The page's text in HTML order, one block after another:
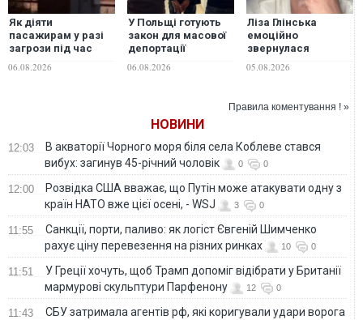
Як діяти
пасажирам у разі
загрози під час
від "Укрзалізниці"
06.08.2026
У Польщі готують
закон для масової
депортації
чоловіків
06.08.2026
Ліза Глінська
емоційно
звернулася
нічної атаки
усім своїм єством.
на існування"
05.08.2026
Правила коментування ! »
НОВИНИ
12:03
В акваторії Чорного моря біля села Коблеве стався
вибух: загинув 45-річний чоловік
0 0
12:00
Розвідка США вважає, що Путін може атакувати одну з
країн НАТО вже цієї осені, - WSJ
3 0
11:55
Санкції, порти, паливо: як логіст Євгеній Шимченко
рахує ціну перевезення на різних ринках
10 0
11:51
У Греції хочуть, щоб Трамп допоміг відібрати у Британії
мармурові скульптури Парфенону
12 0
11:43
СБУ затримала агентів рф, які коригували удари ворога